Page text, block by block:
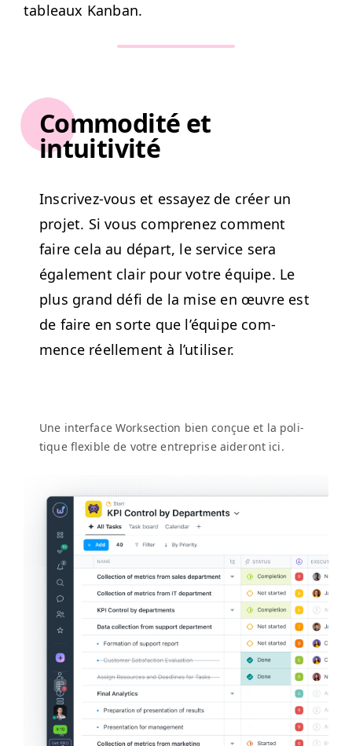
tableaux Kanban.
Commodité et
intuitivité
Inscrivez-vous et essayez de créer un
pro­jet. Si vous com­prenez com­ment
faire cela au départ, le ser­vice sera
égale­ment clair pour votre équipe. Le
plus grand défi de la mise en œuvre est
de faire en sorte que l’équipe com­
mence réelle­ment à l’utiliser.
Une inter­face Work­sec­tion bien conçue et la poli­
tique flex­i­ble de votre entre­prise aideront ici.